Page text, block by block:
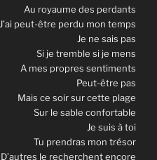
Au royaume des perdants
J’ai peut-être perdu mon temps
Je ne sais pas
Si je tremble si je mens
A mes propres sentiments
Peut-être pas
Mais ce soir sur cette plage
Sur le sable confortable
Je suis à toi
Tu prendras mon trésor
D’autres le recherchent encore